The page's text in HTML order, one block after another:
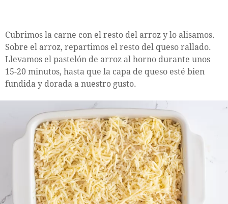
Cubrimos la carne con el resto del arroz y lo alisamos.
Sobre el arroz, repartimos el resto del queso rallado.
Llevamos el pastelón de arroz al horno durante unos
15-20 minutos, hasta que la capa de queso esté bien
fundida y dorada a nuestro gusto.